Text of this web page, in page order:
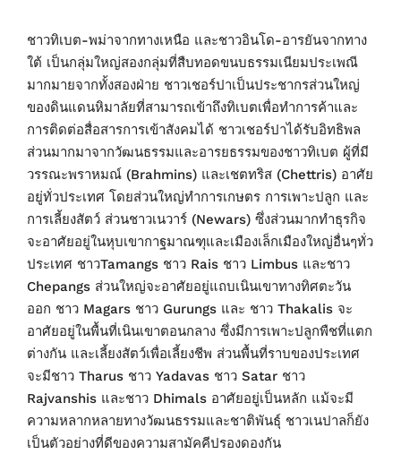
ชาวทิเบต-พม่าจากทางเหนือ และชาวอินโด-อารยันจากทาง
ใต้ เป็นกลุ่มใหญ่สองกลุ่มที่สืบทอดขนบธรรมเนียมประเพณี
มากมายจากทั้งสองฝ่าย ชาวเชอร์ปาเป็นประชากรส่วนใหญ่
ของดินแดนหิมาลัยที่สามารถเข้าถึงทิเบตเพื่อทำการค้าและ
การติดต่อสื่อสารการเข้าสังคมได้ ชาวเชอร์ปาได้รับอิทธิพล
ส่วนมากมาจากวัฒนธรรมและอารยธรรมของชาวทิเบต ผู้ที่มี
วรรณะพราหมณ์ (Brahmins) และเชตทริส (Chettris) อาศัย
อยู่ทั่วประเทศ โดยส่วนใหญ่ทำการเกษตร การเพาะปลูก และ
การเลี้ยงสัตว์ ส่วนชาวเนวาร์ (Newars) ซึ่งส่วนมากทำธุรกิจ
จะอาศัยอยู่ในหุบเขากาฐมาณฑุและเมืองเล็กเมืองใหญ่อื่นๆทั่ว
ประเทศ ชาวTamangs ชาว Rais ชาว Limbus และชาว
Chepangs ส่วนใหญ่จะอาศัยอยู่แถบเนินเขาทางทิศตะวัน
ออก ชาว Magars ชาว Gurungs และ ชาว Thakalis จะ
อาศัยอยู่ในพื้นที่เนินเขาตอนกลาง ซึ่งมีการเพาะปลูกพืชที่แตก
ต่างกัน และเลี้ยงสัตว์เพื่อเลี้ยงชีพ ส่วนพื้นที่ราบของประเทศ
จะมีชาว Tharus ชาว Yadavas ชาว Satar ชาว
Rajvanshis และชาว Dhimals อาศัยอยู่เป็นหลัก แม้จะมี
ความหลากหลายทางวัฒนธรรมและชาติพันธุ์ ชาวเนปาลก็ยัง
เป็นตัวอย่างที่ดีของความสามัคคีปรองดองกัน